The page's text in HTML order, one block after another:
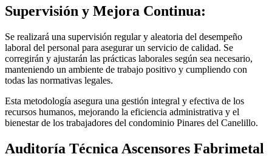
Supervisión y Mejora Continua:
Se realizará una supervisión regular y aleatoria del desempeño
laboral del personal para asegurar un servicio de calidad. Se
corregirán y ajustarán las prácticas laborales según sea necesario,
manteniendo un ambiente de trabajo positivo y cumpliendo con
todas las normativas legales.
Esta metodología asegura una gestión integral y efectiva de los
recursos humanos, mejorando la eficiencia administrativa y el
bienestar de los trabajadores del condominio Pinares del Canelillo.
Auditoría Técnica Ascensores Fabrimetal